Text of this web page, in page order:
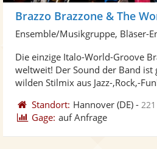
Brazzo Brazzone & The
Die einzige Italo-World-Groove
weltweit! Der Sound der Band ist
wilden Stilmix aus Jazz-,Rock,-
Standort: Hannover (DE) -
Gage: auf Anfrage